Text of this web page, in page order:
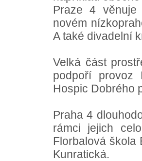
Praze 4
novém
A také divadelní
Velká část
podpoří provoz
Hospic Dobrého
Praha 4
rámci jejich
Florbalová škola
Kunratická.